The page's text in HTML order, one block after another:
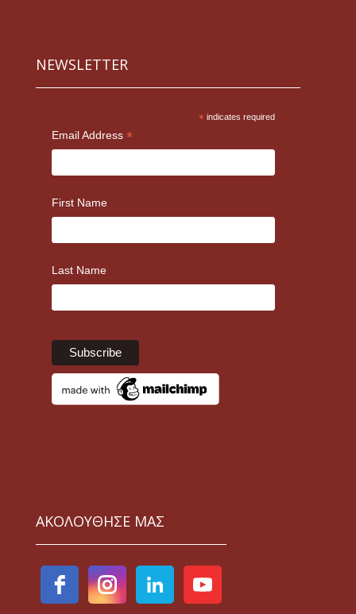
NEWSLETTER
* indicates required
Email Address *
First Name
Last Name
ΑΚΟΛΟΥΘΗΣΕ ΜΑΣ